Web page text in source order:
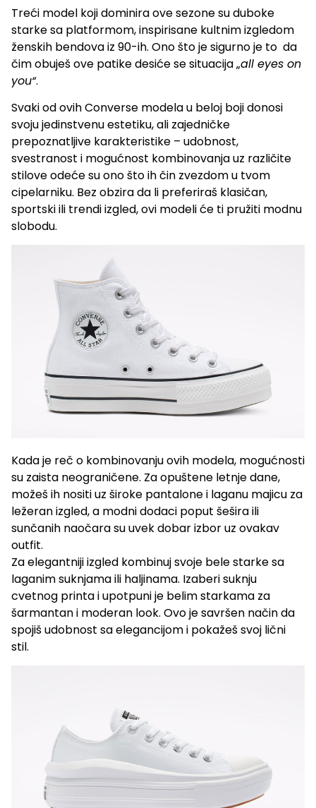
Treći model koji dominira ove sezone su duboke
starke sa platformom, inspirisane kultnim izgledom
ženskih bendova iz 90-ih. Ono što je sigurno je to da
čim obuješ ove patike desiće se situacija „all eyes on
you“.
Svaki od ovih Converse modela u beloj boji donosi
svoju jedinstvenu estetiku, ali zajedničke
prepoznatljive karakteristike – udobnost,
svestranost i mogućnost kombinovanja uz različite
stilove odeće su ono što ih čin zvezdom u tvom
cipelarniku. Bez obzira da li preferiraš klasičan,
sportski ili trendi izgled, ovi modeli će ti pružiti modnu
slobodu.
Kada je reč o kombinovanju ovih modela, mogućnosti
su zaista neograničene. Za opuštene letnje dane,
možeš ih nositi uz široke pantalone i laganu majicu za
ležeran izgled, a modni dodaci poput šešira ili
sunčanih naočara su uvek dobar izbor uz ovakav
outfit.
Za elegantniji izgled kombinuj svoje bele starke sa
laganim suknjama ili haljinama. Izaberi suknju
cvetnog printa i upotpuni je belim starkama za
šarmantan i moderan look. Ovo je savršen način da
spojiš udobnost sa elegancijom i pokažeš svoj lični
stil.